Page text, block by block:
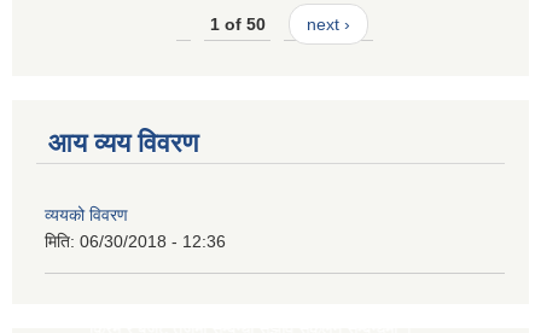
1 of 50 next ›
आय व्यय विवरण
व्ययको विवरण
मिति: 06/30/2018 - 12:36